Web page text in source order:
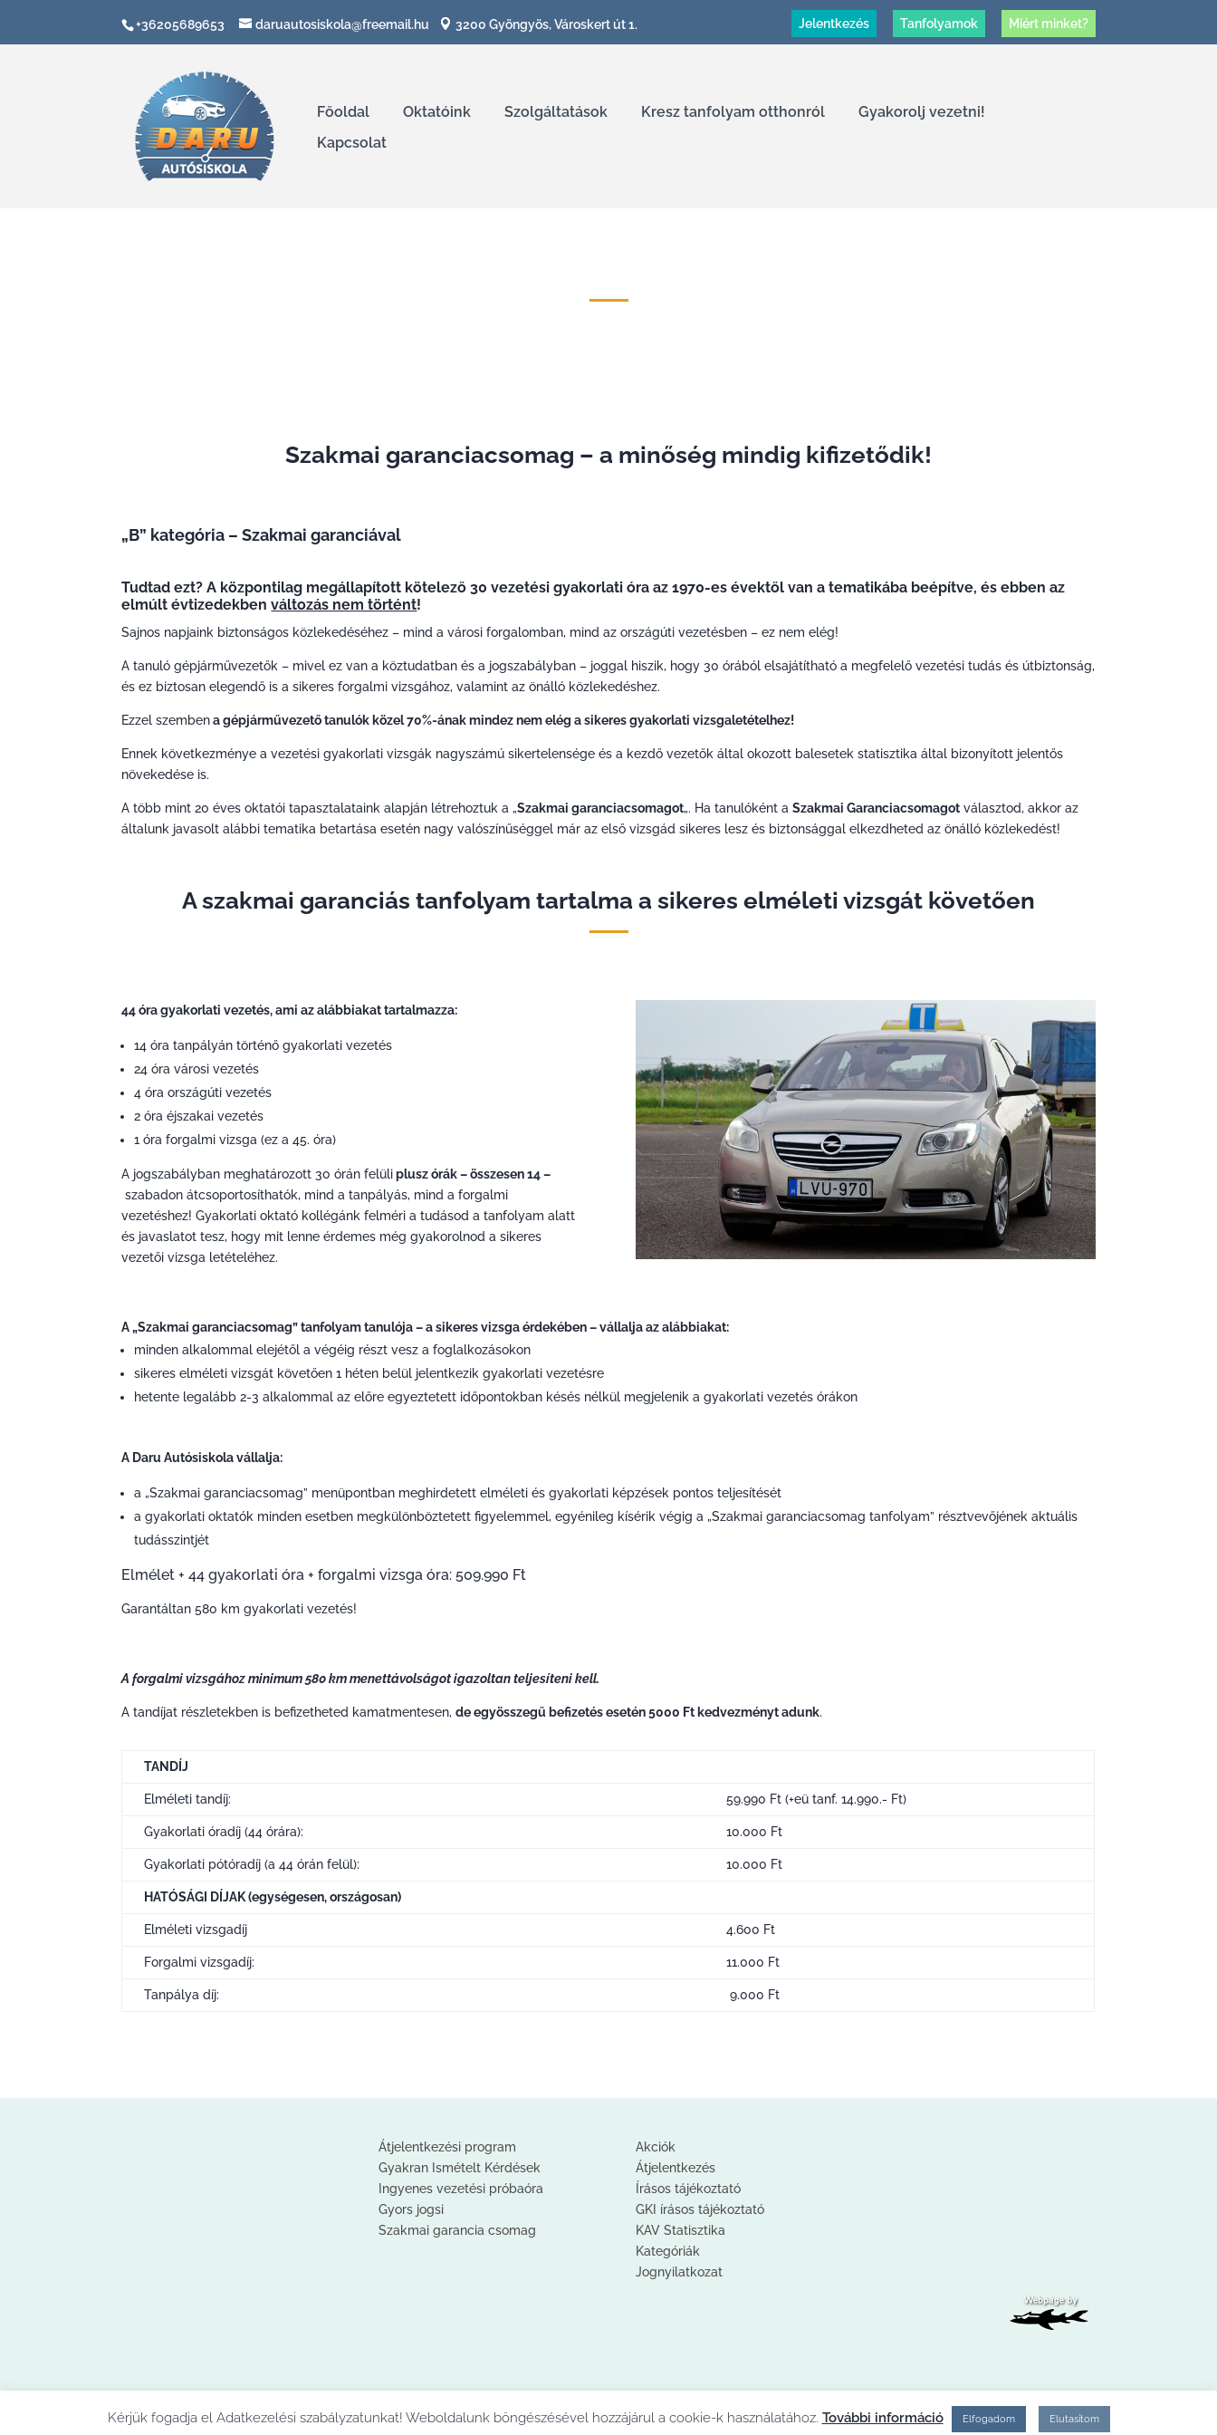
+36205689653 daruautosiskola@freemail.hu 3200 Gyöngyös, Városkert út 1. Jelentkezés Tanfolyamok Miért minket?
Főoldal Oktatóink Szolgáltatások Kresz tanfolyam otthonról
Gyakorolj vezetni!
Kapcsolat
Szakmai garanciacsomag – a minőség mindig kifizetődik!
„B” kategória – Szakmai garanciával
Tudtad ezt? A központilag megállapított kötelező 30 vezetési gyakorlati óra az 1970-es évektől van a tematikába beépítve, és ebben az
elmúlt évtizedekbenváltozás nem történt!
Sajnos napjaink biztonságos közlekedéséhez – mind a városi forgalomban, mind az országúti vezetésben – ez nem elég!
A tanuló gépjárművezetők – mivel ez van a köztudatban és a jogszabályban – joggal hiszik, hogy 30 órából elsajátítható a megfelelő vezetési tudás és útbiztonság,
és ez biztosan elegendő is a sikeres forgalmi vizsgához, valamint az önálló közlekedéshez.
Ezzel szembena gépjárművezető tanulók közel 70%-ának mindez nem elég a sikeres gyakorlati vizsgaletételhez!
Ennek következménye a vezetési gyakorlati vizsgák nagyszámú sikertelensége és a kezdő vezetők által okozott balesetek statisztika által bizonyított jelentős
növekedése is.
A több mint 20 éves oktatói tapasztalataink alapján létrehoztuk a „Szakmai garanciacsomagot„. Ha tanulóként aSzakmai Garanciacsomagot választod, akkor az
általunk javasolt alábbi tematika betartása esetén nagy valószínűséggel már az első vizsgád sikeres lesz és biztonsággal elkezdheted az önálló közlekedést!
A szakmai garanciás tanfolyam tartalma a sikeres elméleti vizsgát követően
44 óra gyakorlati vezetés, ami az alábbiakat tartalmazza:
14 óra tanpályán történő gyakorlati vezetés
24 óra városi vezetés
4 óra országúti vezetés
2 óra éjszakai vezetés
1 óra forgalmi vizsga (ez a 45. óra)
A jogszabályban meghatározott 30 órán felüliplusz órák – összesen 14 –
szabadon átcsoportosíthatók, mind a tanpályás, mind a forgalmi
vezetéshez! Gyakorlati oktató kollégánk felméri a tudásod a tanfolyam alatt
és javaslatot tesz, hogy mit lenne érdemes még gyakorolnod a sikeres
vezetői vizsga letételéhez.
A „Szakmai garanciacsomag” tanfolyam tanulója – a sikeres vizsga érdekében – vállalja az alábbiakat:
minden alkalommal elejétől a végéig részt vesz a foglalkozásokon
sikeres elméleti vizsgát követően 1 héten belül jelentkezik gyakorlati vezetésre
hetente legalább 2-3 alkalommal az előre egyeztetett időpontokban késés nélkül megjelenik a gyakorlati vezetés órákon
A Daru Autósiskola vállalja:
a „Szakmai garanciacsomag” menüpontban meghirdetett elméleti és gyakorlati képzések pontos teljesítését
a gyakorlati oktatók minden esetben megkülönböztetett figyelemmel, egyénileg kísérik végig a „Szakmai garanciacsomag tanfolyam” résztvevőjének aktuális
tudásszintjét
Elmélet + 44 gyakorlati óra + forgalmi vizsga óra: 509.990 Ft
Garantáltan 580 km gyakorlati vezetés!
A forgalmi vizsgához minimum 580 km menettávolságot igazoltan teljesíteni kell.
A tandíjat részletekben is befizetheted kamatmentesen,de egyösszegű befizetés esetén 5000 Ft kedvezményt adunk.
TANDÍJ
Elméleti tandíj: 59.990 Ft (+eü tanf. 14.990.- Ft)
Gyakorlati óradíj (44 órára): 10.000 Ft
Gyakorlati pótóradíj (a 44 órán felül): 10.000 Ft
HATÓSÁGI DÍJAK (egységesen, országosan)
Elméleti vizsgadíj 4.600 Ft
Forgalmi vizsgadíj: 11.000 Ft
Tanpálya díj: 9.000 Ft
Átjelentkezési program
Gyakran Ismételt Kérdések
Ingyenes vezetési próbaóra
Gyors jogsi
Szakmai garancia csomag
Akciók
Átjelentkezés
Írásos tájékoztató
GKI írásos tájékoztató
KAV Statisztika
Kategóriák
Jognyilatkozat
2020. © Daru Autósiskola | Minden jog fenntartva!
Kérjük fogadja el Adatkezelési szabályzatunkat! Weboldalunk böngészésével hozzájárul a cookie-k használatához. További információ Elfogadom Elutasítom